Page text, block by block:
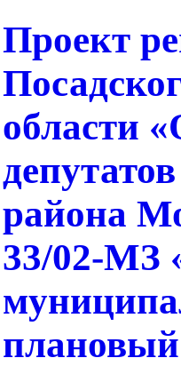
Проект
области
района
33/02-МЗ
плановый